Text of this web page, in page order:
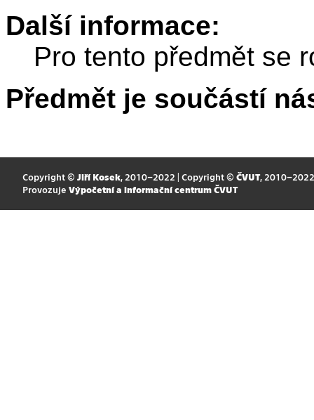
Další informace:
Pro tento předmět se
Předmět je součástí
Copyright © Jiří Kosek, 2010–2022 | Copyright © ČVUT, 2010–2022
Provozuje Výpočetní a informační centrum ČVUT